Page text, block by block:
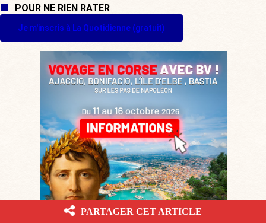
POUR NE RIEN RATER
Je m'inscris à La Quotidienne (gratuit)
PARTAGER CET ARTICLE